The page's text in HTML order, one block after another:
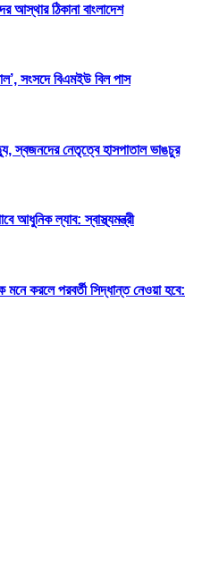
আস্থার ঠিকানা বাংলাদেশ
সংসদে বিএমইউ বিল পাস
স্বজনদের নেতৃত্বে হাসপাতাল ভাঙচুর
আধুনিক ল্যাব: স্বাস্থ্যমন্ত্রী
করলে পরবর্তী সিদ্ধান্ত নেওয়া হবে: